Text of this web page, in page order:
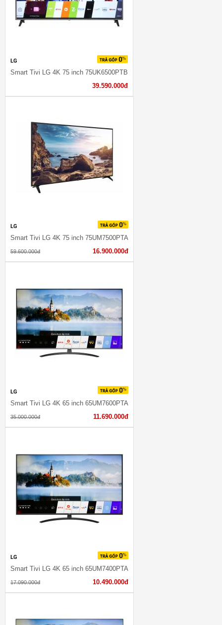
LG
Smart Tivi LG 4K 75 inch 75UK6500PTB
39.590.000đ
LG
Smart Tivi LG 4K 75 inch 75UM7500PTA
59.600.000đ 16.900.000đ
LG
Smart Tivi LG 4K 65 inch 65UM7600PTA
35.000.000đ 11.690.000đ
LG
Smart Tivi LG 4K 65 inch 65UM7400PTA
17.090.000đ 10.490.000đ